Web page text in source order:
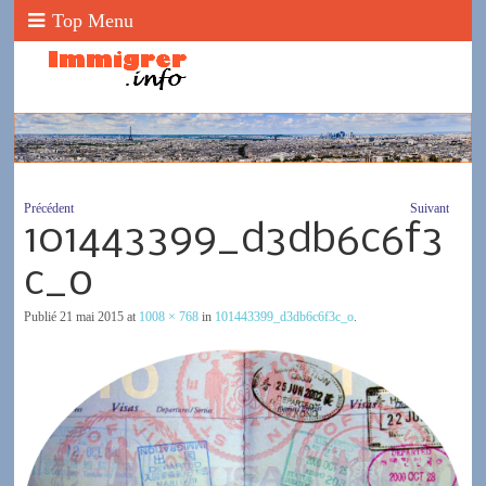
Top Menu
Précédent Suivant
101443399_d3db6c6f3
c_o
Publié 21 mai 2015at 1008 × 768in 101443399_d3db6c6f3c_o.